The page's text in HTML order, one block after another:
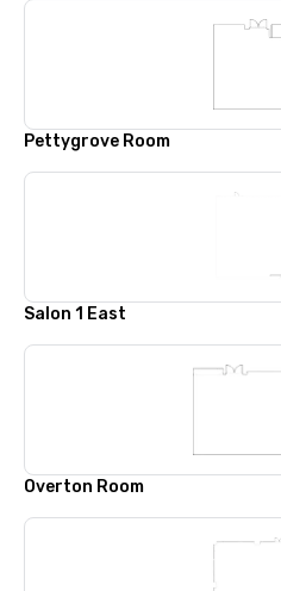
Pettygrove Room
Salon 1 East
Overton Room